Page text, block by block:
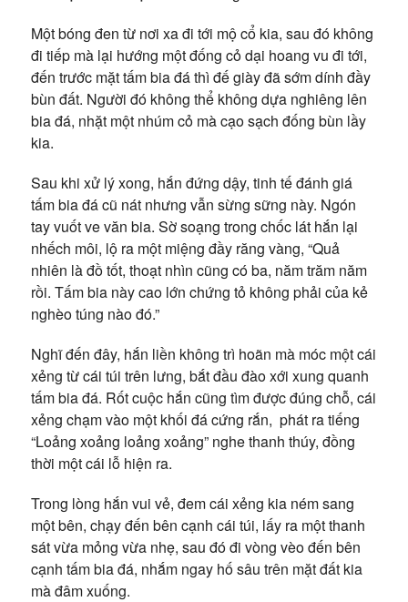
Một bóng đen từ nơi xa đi tới mộ cổ kia, sau đó không
đi tiếp mà lại hướng một đống cỏ dại hoang vu đi tới,
đến trước mặt tấm bia đá thì đế giày đã sớm dính đầy
bùn đất. Người đó không thể không dựa nghiêng lên
bia đá, nhặt một nhúm cỏ mà cạo sạch đống bùn lầy
kia.
Sau khi xử lý xong, hắn đứng dậy, tinh tế đánh giá
tấm bia đá cũ nát nhưng vẫn sừng sững này. Ngón
tay vuốt ve văn bia. Sờ soạng trong chốc lát hắn lại
nhếch môi, lộ ra một miệng đầy răng vàng, “Quả
nhiên là đồ tốt, thoạt nhìn cũng có ba, năm trăm năm
rồi. Tấm bia này cao lớn chứng tỏ không phải của kẻ
nghèo túng nào đó.”
Nghĩ đến đây, hắn liền không trì hoãn mà móc một cái
xẻng từ cái túi trên lưng, bắt đầu đào xới xung quanh
tấm bia đá. Rốt cuộc hắn cũng tìm được đúng chỗ, cái
xẻng chạm vào một khối đá cứng rắn, phát ra tiếng
“Loảng xoảng loảng xoảng” nghe thanh thúy, đồng
thời một cái lỗ hiện ra.
Trong lòng hắn vui vẻ, đem cái xẻng kia ném sang
một bên, chạy đến bên cạnh cái túi, lấy ra một thanh
sát vừa mỏng vừa nhẹ, sau đó đi vòng vèo đến bên
cạnh tấm bia đá, nhắm ngay hố sâu trên mặt đất kia
mà đâm xuống.